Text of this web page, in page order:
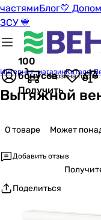
частямиБлог💛
ЗСУ 💙
100
бонусов
Получить
Корзина пуста
Интернет-магазинКаталог
Вытяжной
О товаре Может
Добавить отзыв
Поделиться